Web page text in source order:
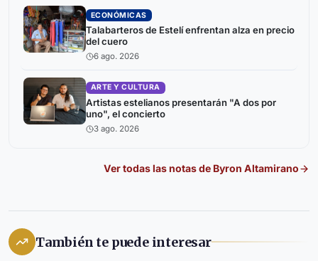
ECONÓMICAS
Talabarteros de Estelí enfrentan alza en precio
del cuero
6 ago. 2026
ARTE Y CULTURA
Artistas estelianos presentarán "A dos por
uno", el concierto
3 ago. 2026
Ver todas las notas de Byron Altamirano
También te puede interesar